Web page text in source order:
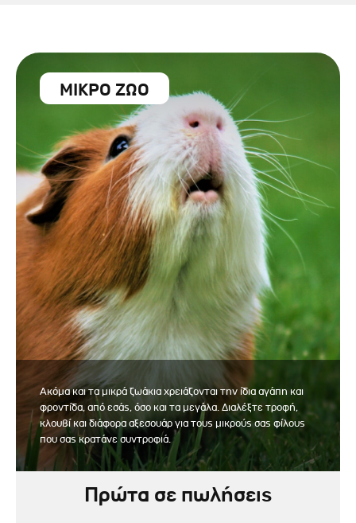
ΜΙΚΡΟ ΖΩΟ
Ακόμα και τα μικρά ζωάκια χρειάζονται την ίδια αγάπη και
φροντίδα, από εσάς, όσο και τα μεγάλα. Διαλέξτε τροφή,
κλουβί και διάφορα αξεσουάρ για τους μικρούς σας φίλους
που σας κρατάνε συντροφιά.
Πρώτα σε πωλήσεις